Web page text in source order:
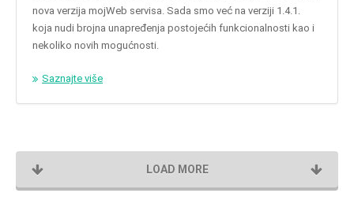
nova verzija mojWeb servisa. Sada smo već na verziji 1.4.1.
koja nudi brojna unapređenja postojećih funkcionalnosti kao i
nekoliko novih mogućnosti.
Saznajte više
LOAD MORE